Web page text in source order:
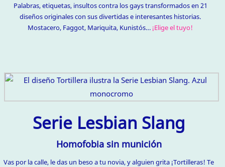
Palabras, etiquetas, insultos contra los gays transformados en 21
diseños originales con sus divertidas e interesantes historias.
Mostacero, Faggot, Mariquita, Kunistós… ¡Elige el tuyo!
Serie Lesbian Slang
Homofobia sin munición
Vas por la calle, le das un beso a tu novia, y alguien grita ¡Tortilleras! Te